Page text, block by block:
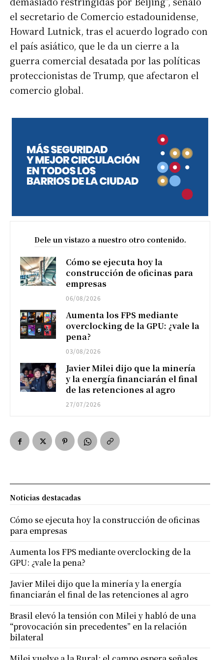
el secretario de Comercio estadounidense,
Howard Lutnick, tras el acuerdo logrado con
el país asiático, que le da un cierre a la
guerra comercial desatada por las políticas
proteccionistas de Trump, que afectaron el
comercio global.
Dele un vistazo a nuestro otro contenido.
Cómo se ejecuta hoy la
construcción de oficinas para
empresas
06/08/2026
Aumenta los FPS mediante
overclocking de la GPU: ¿vale la
pena?
03/08/2026
Javier Milei dijo que la minería
y la energía financiarán el final
de las retenciones al agro
27/07/2026
Noticias destacadas
Cómo se ejecuta hoy la construcción de oficinas
para empresas
Aumenta los FPS mediante overclocking de la
GPU: ¿vale la pena?
Javier Milei dijo que la minería y la energía
financiarán el final de las retenciones al agro
Brasil elevó la tensión con Milei y habló de una
“provocación sin precedentes” en la relación
bilateral